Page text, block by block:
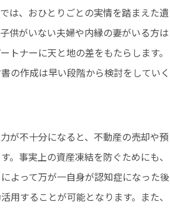
は、おひとりごとの実情を踏まえた遺
供がいない夫婦や内縁の妻がいる方は
トナーに天と地の差をもたらします。
の作成は早い段階から検討をしていく
が不十分になると、不動産の売却や預
。事実上の資産凍結を防ぐためにも、
よって万が一自身が認知症になった後
用することが可能となります。また、